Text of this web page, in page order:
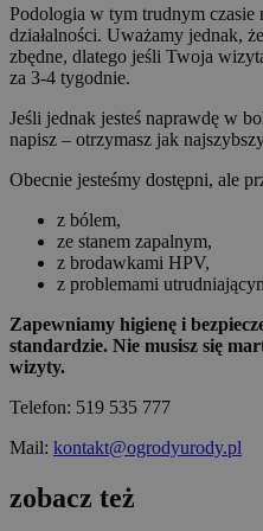
Podologia w tym trudnym czasie
działalności. Uważamy jednak,
zbędne, dlatego jeśli Twoja
za 3-4 tygodnie.
Jeśli jednak jesteś naprawdę w
napisz – otrzymasz jak
Obecnie jesteśmy dostępni, ale
z bólem,
ze stanem zapalnym,
z brodawkami HPV,
z problemami
Zapewniamy higienę i
standardzie. Nie musisz się
wizyty.
Telefon: 519 535 777
Mail: kontakt@ogrodyurody.pl
zobacz też